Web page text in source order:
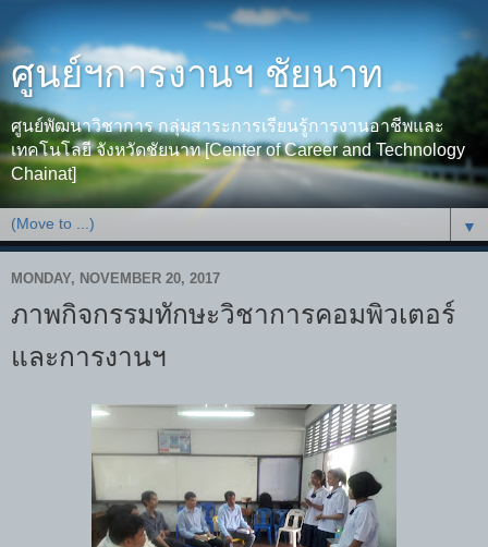
ศูนย์ฯการงานฯ ชัยนาท
ศูนย์พัฒนาวิชาการ กลุ่มสาระการเรียนรู้การงานอาชีพและ
เทคโนโลยี จังหวัดชัยนาท [Center of Career and Technology
Chainat]
▼
MONDAY, NOVEMBER 20, 2017
ภาพกิจกรรมทักษะวิชาการคอมพิวเตอร์
และการงานฯ